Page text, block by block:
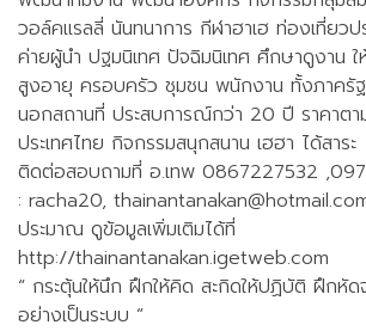
วอล์คแรลลี่ นันทนาการ กีฬาฮาเฮ ท่องเที่ยว
ค่ายผู้นำ ปฐมนิเทศ ปัจฉิมนิเทศ ศึกษาดูงาน ใ
สูงอายุ ครอบครัว ชุมชน พนักงาน ทั้งภาครัฐ
นอกสถานที่ ประสบการณ์กว่า 20 ปี ราคาต
ประเทศไทย กิจกรรมสนุกสนาน เฮฮา ได้สาระ
ติดต่อสอบถามที่ อ.เทพ 0867227532
: racha20,
ประมาณ ดูข้อมูลเพิ่มเติมได้ที่
http://thainantanakan.igetweb.com
“ กระตุ้นให้นึก ฝึกให้คิด สะกิดให้ปฏิบัติ ฝึกหั
อย่างเป็นระบบ ”